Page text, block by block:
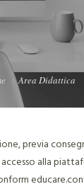
Area Didattica
previa
alla